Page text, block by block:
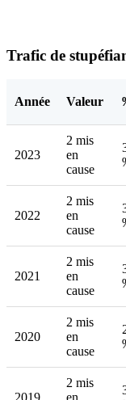
Trafic de
Année Valeur
2023
2 mis
en
cause
2022
2 mis
en
cause
2021
2 mis
en
cause
2020
2 mis
en
cause
2 mis